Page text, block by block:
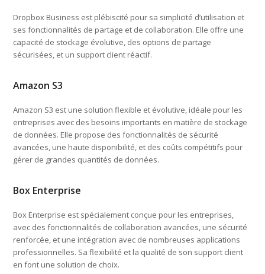
Dropbox Business est plébiscité pour sa simplicité d’utilisation et
ses fonctionnalités de partage et de collaboration. Elle offre une
capacité de stockage évolutive, des options de partage
sécurisées, et un support client réactif.
Amazon S3
Amazon S3 est une solution flexible et évolutive, idéale pour les
entreprises avec des besoins importants en matière de stockage
de données. Elle propose des fonctionnalités de sécurité
avancées, une haute disponibilité, et des coûts compétitifs pour
gérer de grandes quantités de données.
Box Enterprise
Box Enterprise est spécialement conçue pour les entreprises,
avec des fonctionnalités de collaboration avancées, une sécurité
renforcée, et une intégration avec de nombreuses applications
professionnelles. Sa flexibilité et la qualité de son support client
en font une solution de choix.